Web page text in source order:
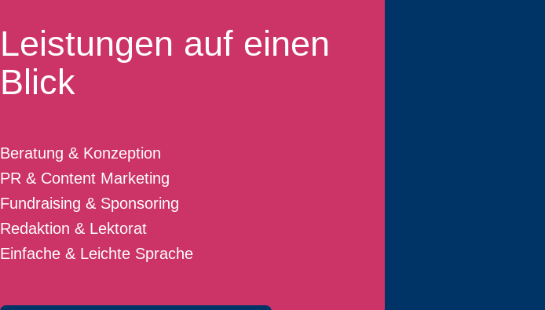
Leistungen auf einen
Blick
Beratung & Konzeption
PR & Content Marketing
Fundraising & Sponsoring
Redaktion & Lektorat
Einfache & Leichte Sprache